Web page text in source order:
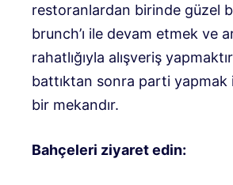
restoranlardan birinde güzel
brunch’ı ile devam etmek ve
rahatlığıyla alışveriş
battıktan sonra parti yapmak
bir mekandır.
Bahçeleri ziyaret edin: